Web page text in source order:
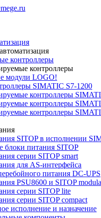
контроллеры
контроллеры
модули LOGO!
SIMATIC S7-1200
контроллеры
контроллеры
контроллеры
SITOP в исполнении
блоки питания SITOP
серии SITOP smart
для AS-интерфейса
питания DC-UPS
PSU8600 и SITOP
серии SITOP lite
серии SITOP compact
исполнение и назначение